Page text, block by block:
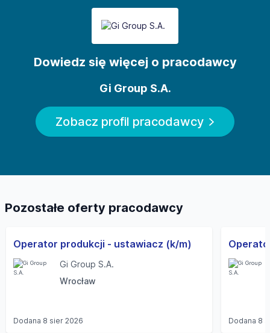
Dowiedz się więcej o pracodawcy
Gi Group S.A.
Zobacz profil pracodawcy
Pozostałe oferty pracodawcy
Operator produkcji - ustawiacz (k/m)
Gi Group S.A.
Wrocław
Dodana 8 sier 2026 Dodana 8